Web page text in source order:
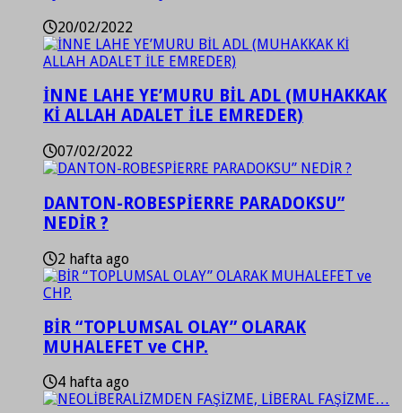
20/02/2022
İNNE LAHE YE’MURU BİL ADL (MUHAKKAK
Kİ ALLAH ADALET İLE EMREDER)
07/02/2022
DANTON-ROBESPİERRE PARADOKSU”
NEDİR ?
2 hafta ago
BİR “TOPLUMSAL OLAY” OLARAK
MUHALEFET ve CHP.
4 hafta ago